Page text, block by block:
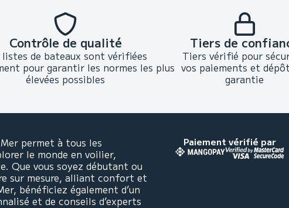
Contrôle de qualité
listes de bateaux sont vérifiées
pour garantir les normes les plus
élevées possibles
Tiers de
Tiers vérifié pour
vos paiements et
garantie
permet à tous les
le monde en voilier,
Que vous soyez débutant ou
sur mesure, alliant confort et
bénéficiez également d’un
et de conseils d’experts
Paiement vérifié par